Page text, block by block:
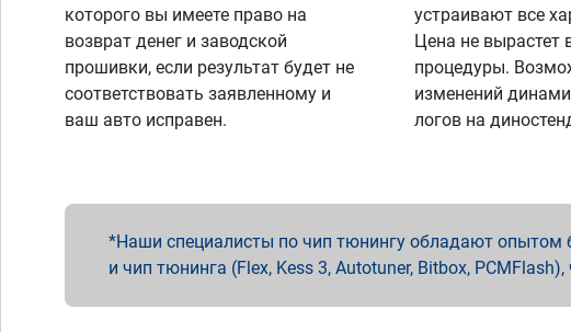
которого вы имеете право на
возврат денег и заводской
прошивки, если результат будет не
соответствовать заявленному и
ваш авто исправен.
устраивают все
Цена не вырастет
процедуры.
изменений
логов на
Наши специалисты по чип тюнингу обладают опытом
и чип тюнинга (Flex, Kess 3, Autotuner, Bitbox,